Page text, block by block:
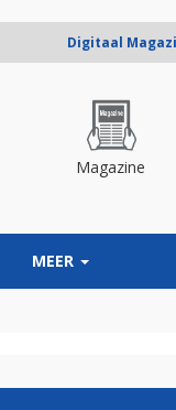
Digitaal
Magazine
MEER